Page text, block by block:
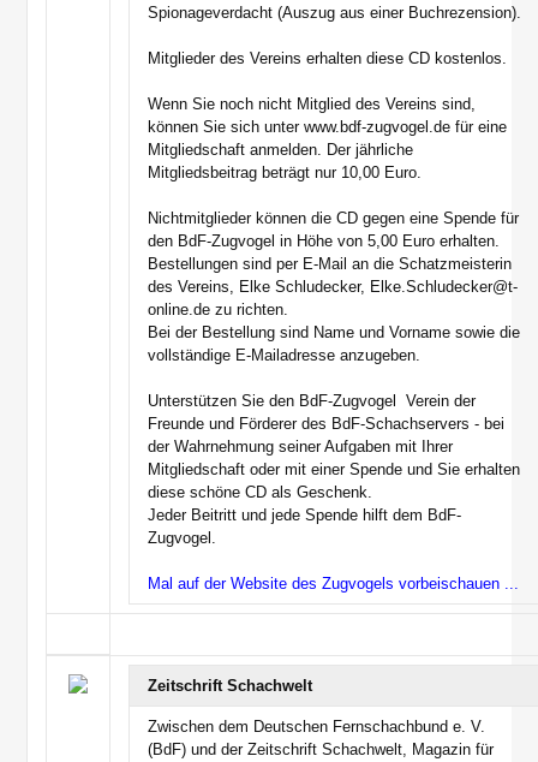
Spionageverdacht (Auszug aus einer Buchrezension).
Mitglieder des Vereins erhalten diese CD kostenlos.
Wenn Sie noch nicht Mitglied des Vereins sind,
können Sie sich unter www.bdf-zugvogel.de für eine
Mitgliedschaft anmelden. Der jährliche
Mitgliedsbeitrag beträgt nur 10,00 Euro.
Nichtmitglieder können die CD gegen eine Spende für
den BdF-Zugvogel in Höhe von 5,00 Euro erhalten.
Bestellungen sind per E-Mail an die Schatzmeisterin
des Vereins, Elke Schludecker, Elke.Schludecker@t-
online.de zu richten.
Bei der Bestellung sind Name und Vorname sowie die
vollständige E-Mailadresse anzugeben.
Unterstützen Sie den BdF-Zugvogel  Verein der
Freunde und Förderer des BdF-Schachservers - bei
der Wahrnehmung seiner Aufgaben mit Ihrer
Mitgliedschaft oder mit einer Spende und Sie erhalten
diese schöne CD als Geschenk.
Jeder Beitritt und jede Spende hilft dem BdF-
Zugvogel.
Mal auf der Website des Zugvogels vorbeischauen ...
Zeitschrift Schachwelt
Zwischen dem Deutschen Fernschachbund e. V.
(BdF) und der Zeitschrift Schachwelt, Magazin für